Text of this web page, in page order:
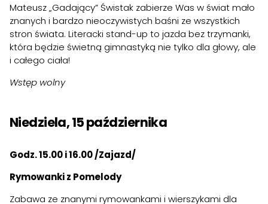
Mateusz „Gadający” Świstak zabierze Was w świat mało
znanych i bardzo nieoczywistych baśni ze wszystkich
stron świata. Literacki stand-up to jazda bez trzymanki,
która będzie świetną gimnastyką nie tylko dla głowy, ale
i całego ciała!
Wstęp wolny
Niedziela, 15 października
Godz. 15.00 i 16.00 /Zajazd/
Rymowanki z Pomelody
Zabawa ze znanymi rymowankami i wierszykami dla